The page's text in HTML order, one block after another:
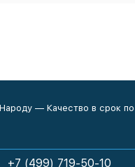
— Качество в срок
+7 (499) 719-50-10